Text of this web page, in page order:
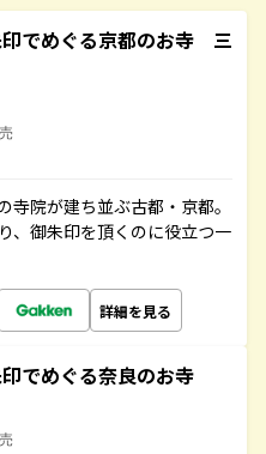
でめぐる京都のお寺 三
院が建ち並ぶ古都・京都。
、御朱印を頂くのに役立つ一
詳細を見る
でめぐる奈良のお寺